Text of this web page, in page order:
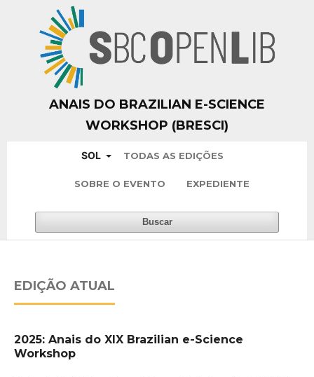
ANAIS DO BRAZILIAN E-SCIENCE
WORKSHOP (BRESCI)
SOL TODAS AS EDIÇÕES
SOBRE O EVENTO EXPEDIENTE
Buscar
EDIÇÃO ATUAL
2025: Anais do XIX Brazilian e-Science
Workshop